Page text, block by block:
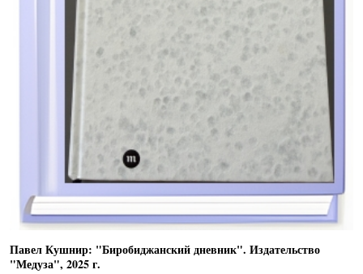
Павел Кушнир: "Биробиджанский дневник". Издательство
"Медуза", 2025 г.